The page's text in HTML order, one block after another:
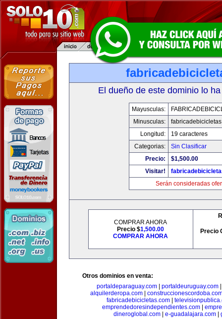
El dueño de este dominio lo
Mayusculas:
Minusculas:
Longitud:
19 caracteres
Categorias:
Sin Clasificar
Precio:
$1,500.00
Visitar!
Serán consideradas
COMPRAR AHORA
Precio $1,500.00
COMPRAR AHORA
Precio
Otros dominios en venta:
portaldeparaguay.com| portaldeuruguay.com
alquilerderopa.com|
fabricadebicicletas.com
emprendedoresindependientes.com|
dineroglobal.com
e-guadalajara.com